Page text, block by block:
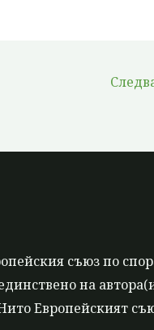
съюз по
на
Европейският